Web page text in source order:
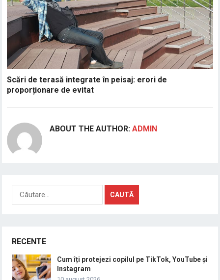
Scări de terasă integrate în peisaj: erori de
proporționare de evitat
ABOUT THE AUTHOR:ADMIN
Caută
după:
RECENTE
Cum îți protejezi copilul pe TikTok, YouTube și
Instagram